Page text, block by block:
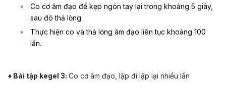
Co cơ âm đạo để kẹp ngón tay lại trong khoảng 5 giây,
sau đó thả lỏng.
Thực hiện co và thả lỏng âm đạo liên tục khoảng 100
lần.
♦ Bài tập kegel 3: Co cơ âm đạo, lặp đi lặp lại nhiều lần